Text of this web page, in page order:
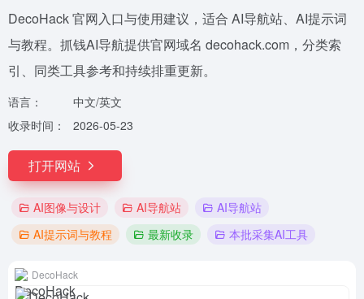
DecoHack 官网入口与使用建议，适合 AI导航站、AI提示词
与教程。抓钱AI导航提供官网域名 decohack.com，分类索
引、同类工具参考和持续排重更新。
语言：
中文/英文
收录时间：
2026-05-23
打开网站
AI图像与设计 AI导航站
AI导航站
AI提示词与教程
最新收录 本批采集AI工具
DecoHack